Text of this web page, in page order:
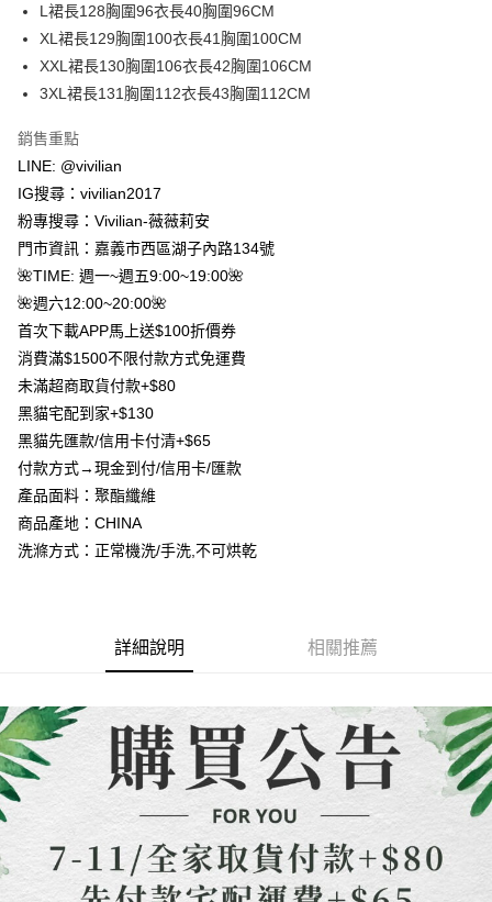
國泰世華商業銀行
兆豐國際商業銀行
臺灣中小企業銀行
台中商業銀行
匯豐（台灣）商業銀行
聯邦商業銀行
元大商業銀行
永豐商業銀行
台新國際商業銀行
台灣樂天信用卡公司
Apple Pay
街口支付
大哥付你分期
相關說明
【大哥付你分期使用說明】
1.本服務由台灣大哥大提供，台灣大哥大用戶可立即使用無須另外申請。
2.付款方式選擇「大哥付你分期」，訂單成立後會自動跳轉到大哥付的交易
流程，驗證手機門號後，選擇欲分期的期數、繳款截止日，確認付款後即完
成交易。
3.實際核准額度、可分期數及費用金額請依後續交易確認頁面所載為準。
4.訂單成立30分鐘內，如未前往確認交易或遇審核未通過，訂單將自動取
消。如遇「轉專審核」未通過狀況，表示未達大哥付你分期系統評分，恕無
法說明評估內容。
【繳款方式說明】
醒簡訊。
2.透過簡訊連結打開帳單後，可選擇「超商條碼／台灣大直營門市／銀行轉
帳／街口支付／iPASS MONEY」等通路繳費。
【注意事項】
1.本服務係由「台灣大哥大股份有限公司」（以下簡稱本公司）所提供，讓
買賣價金債權讓與本公司後，依約使用本公司帳單繳交帳款。
3.完整用戶服務條款，請詳閱以下連結：
https://oppay.tw/userRule
AFTEE先享後付
相關說明
【關於「AFTEE先享後付」】
便利好安心！
１．簡單：不需註冊會員、不需綁卡、不需儲值。
２．便利：只要手機號碼，簡訊認證，即可結帳。
３．安心：先確認商品／服務後，再付款。
【「AFTEE先享後付」結帳流程】
結帳頁面，進行簡訊認證並確認金額後，即可完成結帳。
２．訂單成立數日內，您將收到繳費通知簡訊。
３．收到繳費通知簡訊後14天內，點擊此簡訊中的連結，可透過四大超商／
ATM／網路銀行／等多元方式進行付款，方視為交易完成。
※ 請注意：結帳手續完成當下不需立刻繳費，但若您需要取消訂單，請聯絡
購買商品的店家。未經商家同意取消之訂單仍視為有效，需透過AFTEE先享
易，需依本服務之必要範圍內提供個人資料，並將交易相關給付款項請求債
權轉讓予恩沛科技股份有限公司。
２．關於個人資料處理事宜，請瀏覽以下網址：
https://aftee.tw/terms/#terms3
３．未成年的使用者請事先徵得法定代理人或監護人之同意方可使用
「AFTEE先享後付」，若未經同意申辦者引起之損失，本公司不負相關責
任。
４．使用「AFTEE先享後付」時，將依據個別帳號之用戶狀況，依本公司即
時審查核予不同之上限額度；若仍有額度不足之情形，本公司將視審查結果
請求用戶進行身份認證。
ATM付款
貨到付款
運送方式
全家取貨付款
每筆NT$80，滿NT$1,500(含以上)免運費
7-11取貨付款
每筆NT$80，滿NT$1,500(含以上)免運費
先付款宅配到府
每筆NT$130，滿NT$1,500(含以上)免運費
L裙長128胸圍96衣長40胸圍96CM
XL裙長129胸圍100衣長41胸圍100CM
XXL裙長130胸圍106衣長42胸圍106CM
3XL裙長131胸圍112衣長43胸圍112CM
銷售重點
LINE: @vivilian
IG搜尋：vivilian2017
粉專搜尋：Vivilian-薇薇莉安
門市資訊：嘉義市西區湖子內路134號
🌺TIME: 週一~週五9:00~19:00🌺
🌺週六12:00~20:00🌺
首次下載APP馬上送$100折價券
消費滿$1500不限付款方式免運費
未滿超商取貨付款+$80
黑貓宅配到家+$130
黑貓先匯款/信用卡付清+$65
付款方式→現金到付/信用卡/匯款
產品面料：聚酯纖維
商品產地：CHINA
洗滌方式：正常機洗/手洗,不可烘乾
詳細說明 相關推薦